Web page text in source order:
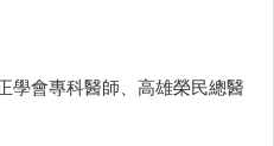
學會專科醫師、高雄榮民總醫